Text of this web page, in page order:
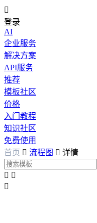

登录
AI
企业服务
解决方案
API服务
推荐
模板社区
价格
入门教程
知识社区
免费使用
首页  流程图  详情
 
